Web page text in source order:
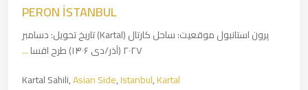
PERON İSTANBUL
پرون استانبول موقعیت: ساحل کارتال (Kartal) تاریخ تحویل: دسامبر
۲۰۲۷ (آذر/دی ۱۴۰۶) طرح اقسا
...
Kartal Sahili,Asian Side,Istanbul,Kartal